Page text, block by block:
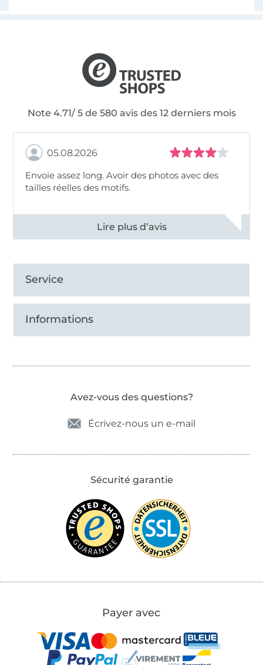
Note 4.71/ 5 de 580 avis des 12 derniers mois
05.08.2026
Envoie assez long. Avoir des photos avec des
tailles réelles des motifs.
Voir tous les 11495 commentaires
Service
Informations
Avez-vous des questions?
Écrivez-nous un e-mail
Sécurité garantie
Payer avec